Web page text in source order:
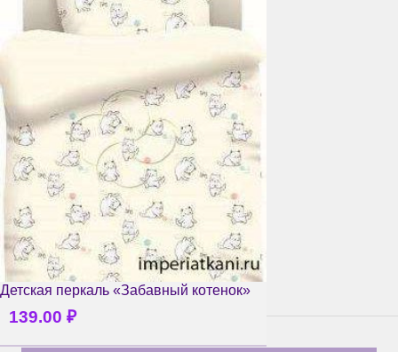
Детская перкаль «Забавный котенок»
139.00 ₽